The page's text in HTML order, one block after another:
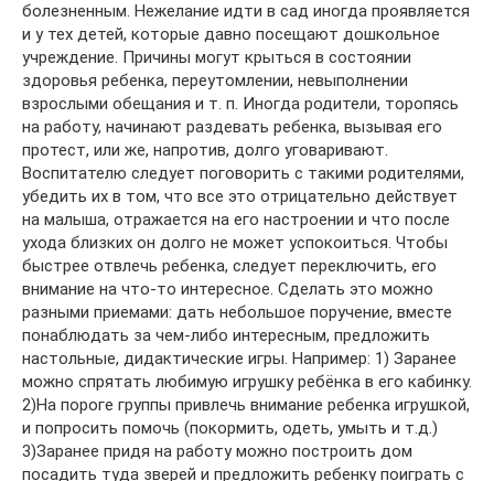
болезненным. Нежелание идти в сад иногда проявляется
и у тех детей, которые давно посещают дошкольное
учреждение. Причины могут крыться в состоянии
здоровья ребенка, переутомлении, невыполнении
взрослыми обещания и т. п. Иногда родители, торопясь
на работу, начинают раздевать ребенка, вызывая его
протест, или же, напротив, долго уговаривают.
Воспитателю следует поговорить с такими родителями,
убедить их в том, что все это отрицательно действует
на малыша, отражается на его настроении и что после
ухода близких он долго не может успокоиться. Чтобы
быстрее отвлечь ребенка, следует переключить, его
внимание на что-то интересное. Сделать это можно
разными приемами: дать небольшое поручение, вместе
понаблюдать за чем-либо интересным, предложить
настольные, дидактические игры. Например: 1) Заранее
можно спрятать любимую игрушку ребёнка в его кабинку.
2)На пороге группы привлечь внимание ребенка игрушкой,
и попросить помочь (покормить, одеть, умыть и т.д.)
3)Заранее придя на работу можно построить дом
посадить туда зверей и предложить ребенку поиграть с